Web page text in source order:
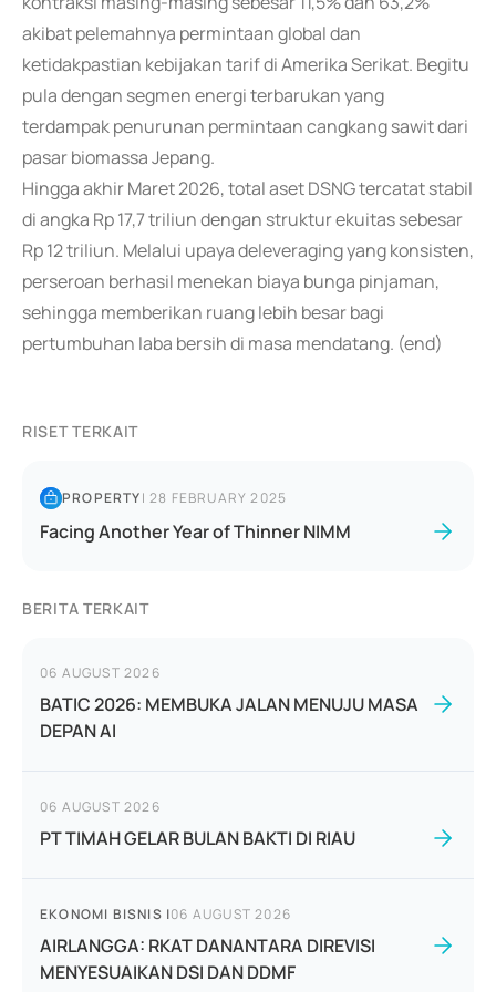
akibat pelemahnya permintaan global dan
ketidakpastian kebijakan tarif di Amerika Serikat. Begitu
pula dengan segmen energi terbarukan yang
terdampak penurunan permintaan cangkang sawit dari
pasar biomassa Jepang.
Hingga akhir Maret 2026, total aset DSNG tercatat stabil
di angka Rp 17,7 triliun dengan struktur ekuitas sebesar
Rp 12 triliun. Melalui upaya deleveraging yang konsisten,
perseroan berhasil menekan biaya bunga pinjaman,
sehingga memberikan ruang lebih besar bagi
pertumbuhan laba bersih di masa mendatang. (end)
RISET TERKAIT
PROPERTY|28 FEBRUARY 2025
Facing Another Year of Thinner NIMM
BERITA TERKAIT
06 AUGUST 2026
BATIC 2026: MEMBUKA JALAN MENUJU MASA
DEPAN AI
06 AUGUST 2026
PT TIMAH GELAR BULAN BAKTI DI RIAU
EKONOMI BISNIS |06 AUGUST 2026
AIRLANGGA: RKAT DANANTARA DIREVISI
MENYESUAIKAN DSI DAN DDMF